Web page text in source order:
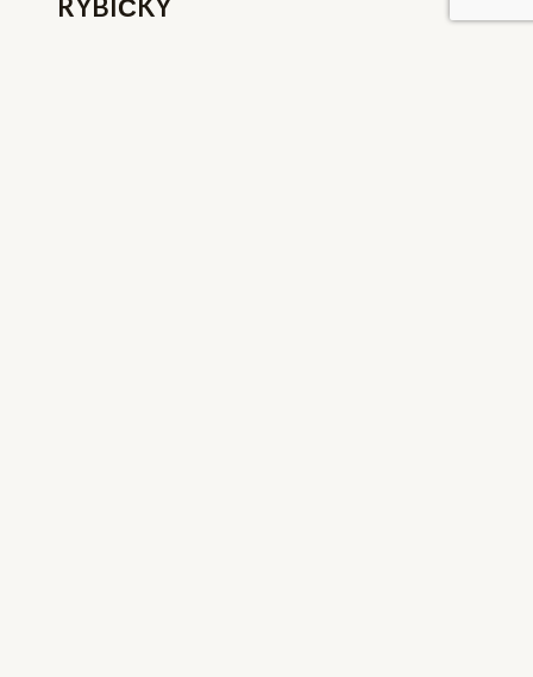
RYBIČKY